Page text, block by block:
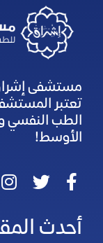
مستشفى
الطب النفسي
الأوسط!
أحدث